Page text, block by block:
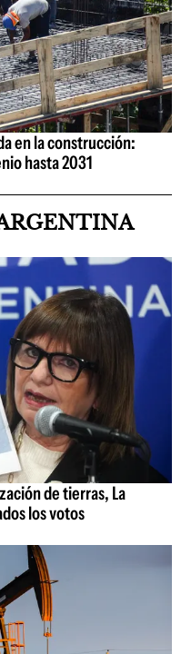
en la construcción:
hasta 2031
de tierras, La
los votos